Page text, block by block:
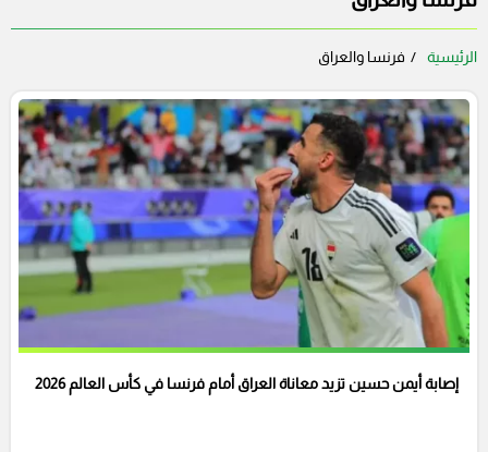
الرئيسية فرنسا والعراق
إصابة أيمن حسين تزيد معاناة العراق أمام فرنسا في كأس العالم 2026